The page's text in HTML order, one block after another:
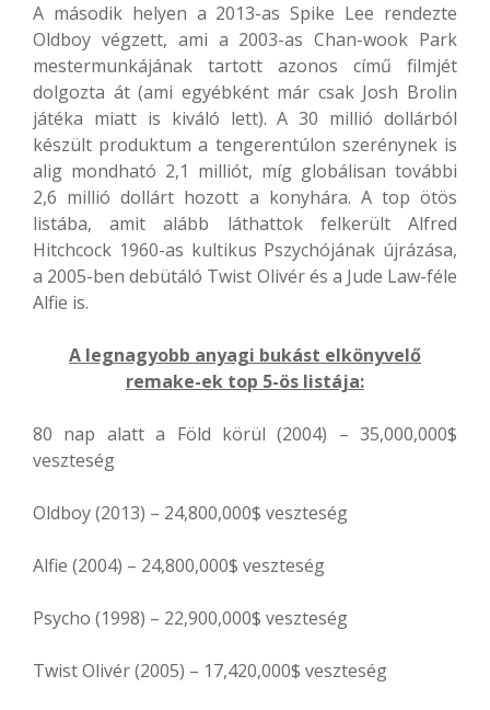
A második helyen a 2013-as Spike Lee rendezte
Oldboy végzett, ami a 2003-as Chan-wook Park
mestermunkájának tartott azonos című filmjét
dolgozta át (ami egyébként már csak Josh Brolin
játéka miatt is kiváló lett). A 30 millió dollárból
készült produktum a tengerentúlon szerénynek is
alig mondható 2,1 milliót, míg globálisan további
2,6 millió dollárt hozott a konyhára. A top ötös
listába, amit alább láthattok felkerült Alfred
Hitchcock 1960-as kultikus Pszychójának újrázása,
a 2005-ben debütáló Twist Olivér és a Jude Law-féle
Alfie is.
A legnagyobb anyagi bukást elkönyvelő
remake-ek top 5-ös listája:
80 nap alatt a Föld körül (2004) – 35,000,000$
veszteség
Oldboy (2013) – 24,800,000$ veszteség
Alfie (2004) – 24,800,000$ veszteség
Psycho (1998) – 22,900,000$ veszteség
Twist Olivér (2005) – 17,420,000$ veszteség